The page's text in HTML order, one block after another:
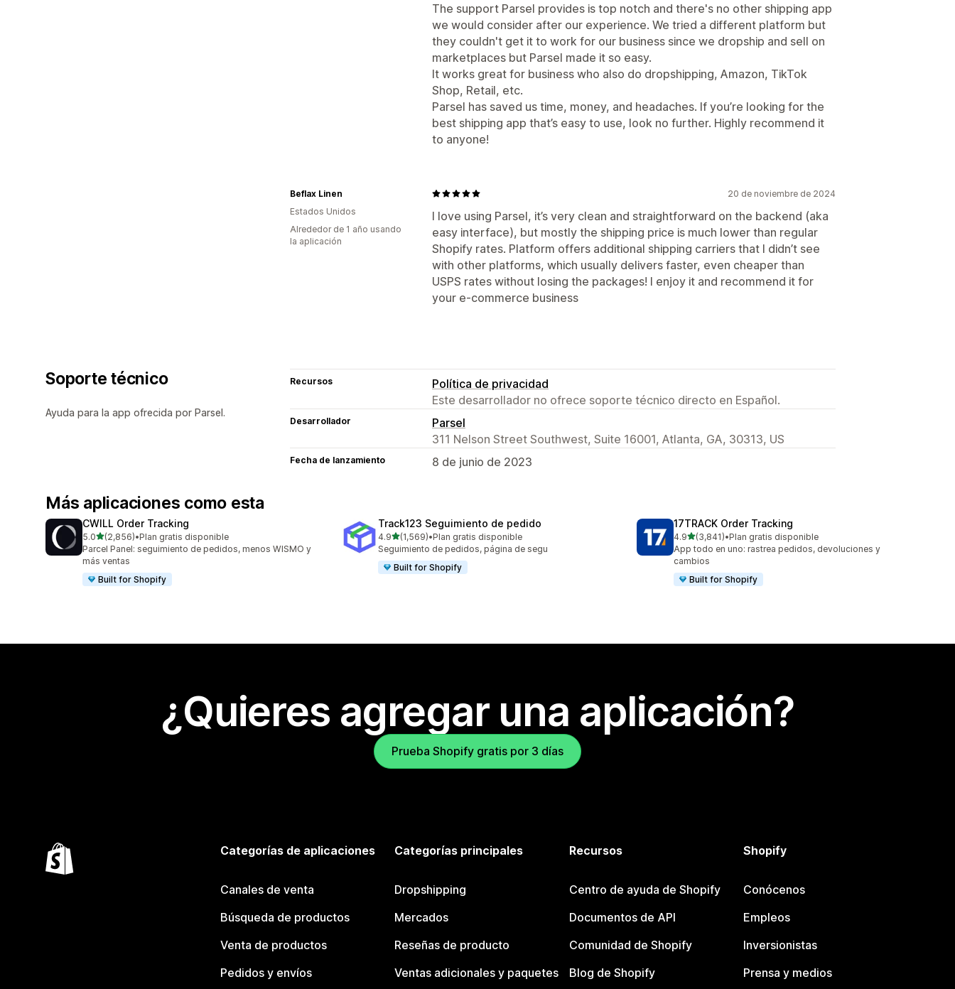
The support Parsel provides is top notch and there's no other shipping app
we would consider after our experience. We tried a different platform but
they couldn't get it to work for our business since we dropship and sell on
marketplaces but Parsel made it so easy.
It works great for business who also do dropshipping, Amazon, TikTok
Shop, Retail, etc.
Parsel has saved us time, money, and headaches. If you’re looking for the
best shipping app that’s easy to use, look no further. Highly recommend it
to anyone!
20 de noviembre de 2024
I love using Parsel, it’s very clean and straightforward on the backend (aka
easy interface), but mostly the shipping price is much lower than regular
Shopify rates. Platform offers additional shipping carriers that I didn’t see
with other platforms, which usually delivers faster, even cheaper than
USPS rates without losing the packages! I enjoy it and recommend it for
your e-commerce business
Beflax Linen
Estados Unidos
Alrededor de 1 año usando
la aplicación
Soporte técnico
Ayuda para la app ofrecida por Parsel.
Recursos
Política de privacidad
Este desarrollador no ofrece soporte técnico directo en Español.
Desarrollador
Parsel
311 Nelson Street Southwest, Suite 16001, Atlanta, GA, 30313, US
Fecha de lanzamiento 8 de junio de 2023
Más aplicaciones como esta
CWILL Order Tracking
5.0de 5 estrellas
(2,856)
2856 reseñas en total
•Plan gratis disponible
Parcel Panel: seguimiento de pedidos, menos WISMO y
más ventas
Built for Shopify
Track123 Seguimiento de pedido
4.9de 5 estrellas
(1,569)
1569 reseñas en total
•Plan gratis disponible
Seguimiento de pedidos, página de segu
Built for Shopify
17TRACK Order Tracking
4.9de 5 estrellas
(3,841)
3841 reseñas en total
•Plan gratis disponible
App todo en uno: rastrea pedidos, devoluciones y
cambios
Built for Shopify
¿Quieres agregar una aplicación?
Prueba Shopify gratis por 3 días
Categorías de aplicaciones
Canales de venta
Búsqueda de productos
Venta de productos
Pedidos y envíos
Categorías principales
Dropshipping
Mercados
Reseñas de producto
Ventas adicionales y paquetes
Recursos
Centro de ayuda de Shopify
Documentos de API
Comunidad de Shopify
Blog de Shopify
Shopify
Conócenos
Empleos
Inversionistas
Prensa y medios